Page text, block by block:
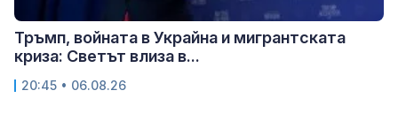
Тръмп, войната в Украйна и мигрантската
криза: Светът влиза в...
20:45 • 06.08.26